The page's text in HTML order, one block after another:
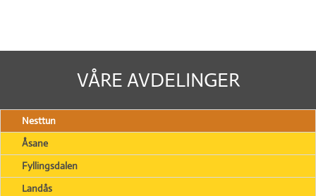
VÅRE AVDELINGER
Nesttun
Åsane
Fyllingsdalen
Landås